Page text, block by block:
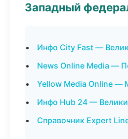
Западный
Инфо City Fast —
News Online Media —
Yellow Media Online —
Инфо Hub 24 —
Справочник Expert